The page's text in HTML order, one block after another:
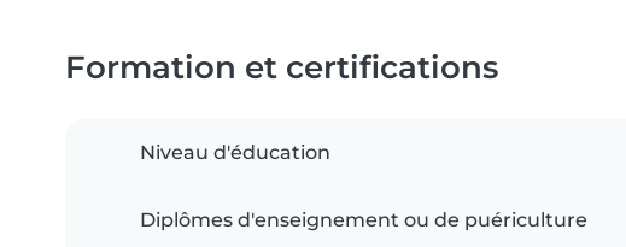
Formation et certifications
Niveau d'éducation
Diplômes d'enseignement ou de puériculture